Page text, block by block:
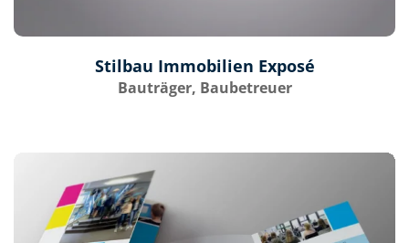
Stilbau Immobilien Exposé
Bauträger, Baubetreuer